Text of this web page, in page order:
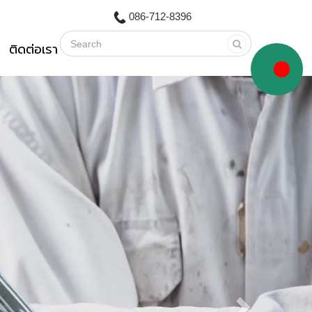
ติดต่อเรา
086-712-8396